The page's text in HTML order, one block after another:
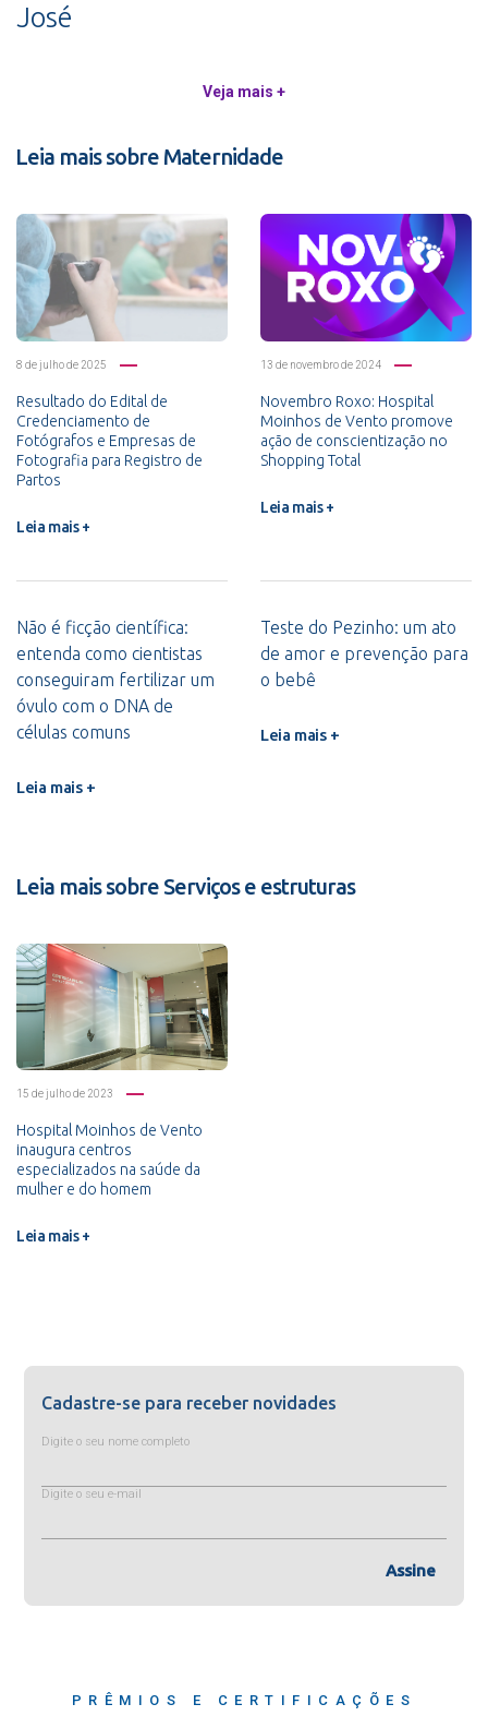
José
Veja mais +
Leia mais sobre Maternidade
8 de julho de 2025
Resultado do Edital de
Credenciamento de
Fotógrafos e Empresas de
Fotografia para Registro de
Partos
Leia mais +
13 de novembro de 2024
Novembro Roxo: Hospital
Moinhos de Vento promove
ação de conscientização no
Shopping Total
Leia mais +
Não é ficção científica:
entenda como cientistas
conseguiram fertilizar um
óvulo com o DNA de
células comuns
Leia mais +
Teste do Pezinho: um ato
de amor e prevenção para
o bebê
Leia mais +
Leia mais sobre Serviços e estruturas
15 de julho de 2023
Hospital Moinhos de Vento
inaugura centros
especializados na saúde da
mulher e do homem
Leia mais +
Cadastre-se para receber novidades
Digite o seu nome completo
Digite o seu e-mail
Assine
PRÊMIOS E CERTIFICAÇÕES